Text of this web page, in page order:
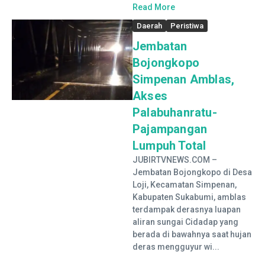
Read More
Daerah Peristiwa
Jembatan
Bojongkopo
Simpenan Amblas,
Akses
Palabuhanratu-
Pajampangan
Lumpuh Total
JUBIRTVNEWS.COM –
Jembatan Bojongkopo di Desa
Loji, Kecamatan Simpenan,
Kabupaten Sukabumi, amblas
terdampak derasnya luapan
aliran sungai Cidadap yang
berada di bawahnya saat hujan
deras mengguyur wi...